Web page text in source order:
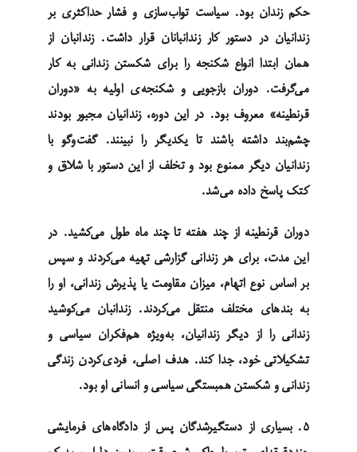
حکم زندان بود. سیاست تواب‌سازی و فشار حداکثری بر
زندانیان در دستور کار زندانبانان قرار داشت. زندانبان از
همان ابتدا انواع شکنجه را برای شکستن زندانی به کار
می‌گرفت. دوران بازجویی و شکنجه‌ی اولیه به «دوران
قرنطینه» معروف بود. در این دوره، زندانیان مجبور بودند
چشم‌بند داشته باشند تا یکدیگر را نبینند. گفت‌وگو با
زندانیان دیگر ممنوع بود و تخلف از این دستور با شلاق و
کتک پاسخ داده می‌شد.
دوران قرنطینه از چند هفته تا چند ماه طول می‌کشید. در
این مدت، برای هر زندانی گزارشی تهیه می‌کردند و سپس
بر اساس نوع اتهام، میزان مقاومت یا پذیرش زندانی، او را
به بندهای مختلف منتقل می‌کردند. زندانبان می‌کوشید
زندانی را از دیگر زندانیان، به‌ویژه هم‌فکران سیاسی و
تشکیلاتی خود، جدا کند. هدف اصلی، فردی‌کردن زندگی
زندانی و شکستن همبستگی سیاسی و انسانی او بود.
۵. بسیاری از دستگیرشدگان پس از دادگاه‌های فرمایشی